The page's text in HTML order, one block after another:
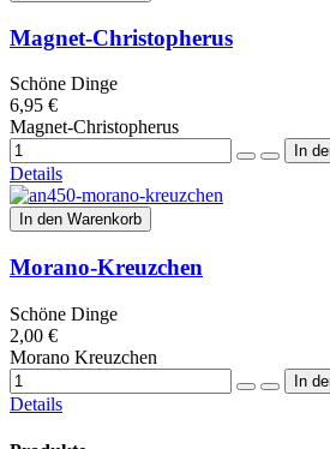
Magnet-Christopherus
Schöne Dinge
6,95 €
Magnet-Christopherus
Details
In den Warenkorb
Morano-Kreuzchen
Schöne Dinge
2,00 €
Morano Kreuzchen
Details